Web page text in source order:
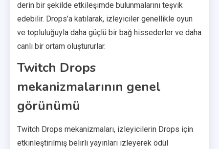
derin bir şekilde etkileşimde bulunmalarını teşvik
edebilir. Drops’a katılarak, izleyiciler genellikle oyun
ve topluluğuyla daha güçlü bir bağ hissederler ve daha
canlı bir ortam oluştururlar.
Twitch Drops
mekanizmalarının genel
görünümü
Twitch Drops mekanizmaları, izleyicilerin Drops için
etkinleştirilmiş belirli yayınları izleyerek ödül